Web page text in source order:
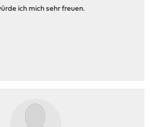
ich mich sehr freuen.